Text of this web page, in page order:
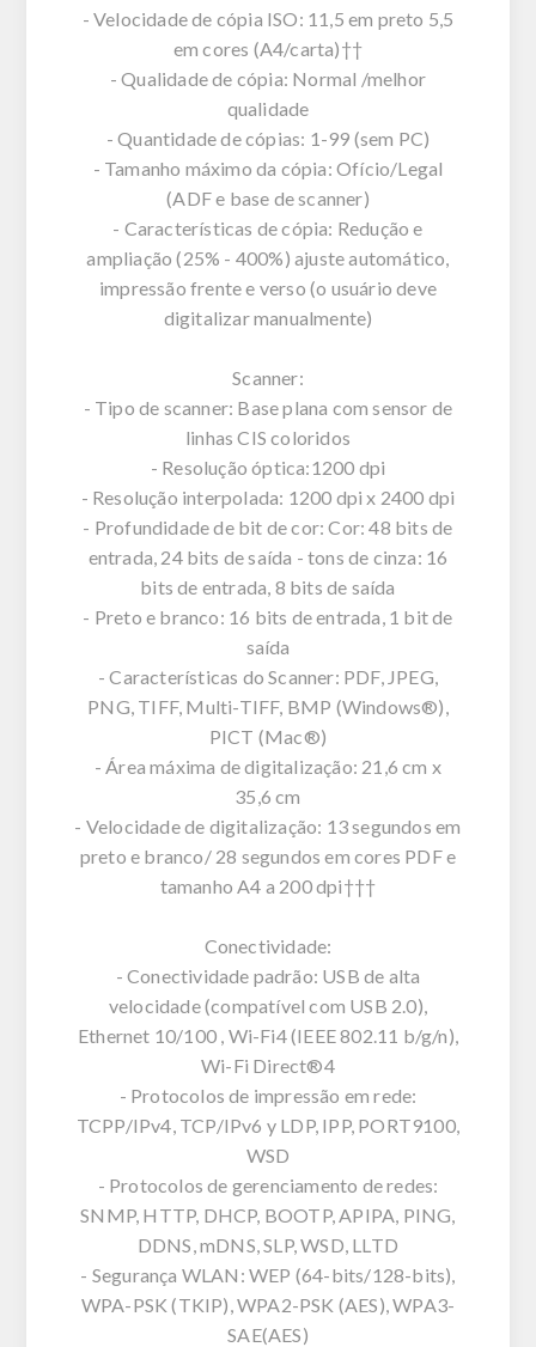
- Velocidade de cópia ISO: 11,5 em preto 5,5
em cores (A4/carta)††
- Qualidade de cópia: Normal /melhor
qualidade
- Quantidade de cópias: 1-99 (sem PC)
- Tamanho máximo da cópia: Ofício/Legal
(ADF e base de scanner)
- Características de cópia: Redução e
ampliação (25% - 400%) ajuste automático,
impressão frente e verso (o usuário deve
digitalizar manualmente)
Scanner:
- Tipo de scanner: Base plana com sensor de
linhas CIS coloridos
- Resolução óptica:1200 dpi
- Resolução interpolada: 1200 dpi x 2400 dpi
- Profundidade de bit de cor: Cor: 48 bits de
entrada, 24 bits de saída - tons de cinza: 16
bits de entrada, 8 bits de saída
- Preto e branco: 16 bits de entrada, 1 bit de
saída
- Características do Scanner: PDF, JPEG,
PNG, TIFF, Multi-TIFF, BMP (Windows®),
PICT (Mac®)
- Área máxima de digitalização: 21,6 cm x
35,6 cm
- Velocidade de digitalização: 13 segundos em
preto e branco/ 28 segundos em cores PDF e
tamanho A4 a 200 dpi†††
Conectividade:
- Conectividade padrão: USB de alta
velocidade (compatível com USB 2.0),
Ethernet 10/100 , Wi-Fi4 (IEEE 802.11 b/g/n),
Wi-Fi Direct®4
- Protocolos de impressão em rede:
TCPP/IPv4, TCP/IPv6 y LDP, IPP, PORT9100,
WSD
- Protocolos de gerenciamento de redes:
SNMP, HTTP, DHCP, BOOTP, APIPA, PING,
DDNS, mDNS, SLP, WSD, LLTD
- Segurança WLAN: WEP (64-bits/128-bits),
WPA-PSK (TKIP), WPA2-PSK (AES), WPA3-
SAE(AES)